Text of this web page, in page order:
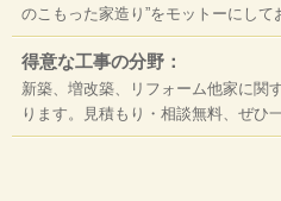
のこもった家造り”をモットーにして
得意な工事の分野：
新築、増改築、リフォーム他家に関
ります。見積もり・相談無料、ぜひ